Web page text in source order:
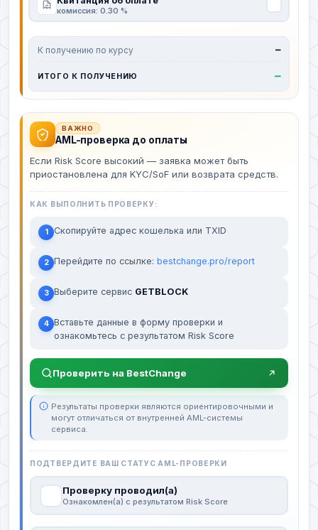
комиссия: 0.30 %
К получению по курсу —
ИТОГО К ПОЛУЧЕНИЮ —
ВАЖНО
AML-проверка до оплаты
Если Risk Score высокий — заявка может быть
приостановлена для KYC/SoF или возврата средств.
КАК ВЫПОЛНИТЬ ПРОВЕРКУ:
1 Скопируйте адрес кошелька или TXID
2 Перейдите по ссылке: bestchange.pro/report
3 Выберите сервис GETBLOCK
4 Вставьте данные в форму проверки и
ознакомьтесь с результатом Risk Score
Проверить на BestChange
Результаты проверки являются ориентировочными и
могут отличаться от внутренней AML-системы
сервиса.
ПОДТВЕРДИТЕ ВАШ СТАТУС AML-ПРОВЕРКИ
Проверку проводил(а)
Ознакомлен(а) с результатом Risk Score